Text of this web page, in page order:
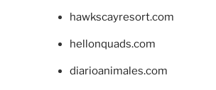
hawkscayresort.com
hellonquads.com
diarioanimales.com